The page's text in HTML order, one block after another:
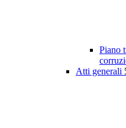
Piano
Atti generali